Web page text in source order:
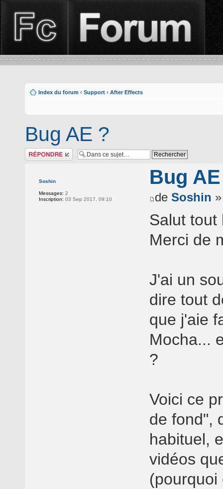
Index du forum ‹ Support ‹ After Effects
Bug AE ?
Répondre
Soshin
Messages: 2
Inscription: 03 Sep 2017, 09:10
Bug
de Soshin
Salut tout
Merci de
J'ai un
dire tout
que j'aie
Mocha...
?
Voici ce
de fond",
habituel,
vidéos
(pourquoi